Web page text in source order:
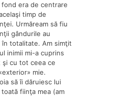
era de centrare
timp de
Urmăream să fiu
gândurile au
în totalitate. Am simţit
inimii mi-a cuprins
cu tot ceea ce
mie.
să îi dăruiesc lui
fiinţa mea (am